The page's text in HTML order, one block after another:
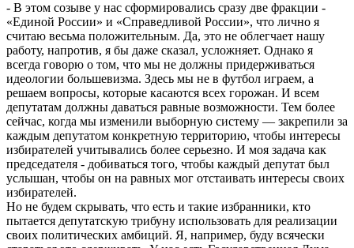
- В этом созыве у нас сформировались сразу две фракции -
«Единой России» и «Справедливой России», что лично я
считаю весьма положительным. Да, это не облегчает нашу
работу, напротив, я бы даже сказал, усложняет. Однако я
всегда говорю о том, что мы не должны придерживаться
идеологии большевизма. Здесь мы не в футбол играем, а
решаем вопросы, которые касаются всех горожан. И всем
депутатам должны даваться равные возможности. Тем более
сейчас, когда мы изменили выборную систему — закрепили за
каждым депутатом конкретную территорию, чтобы интересы
избирателей учитывались более серьезно. И моя задача как
председателя - добиваться того, чтобы каждый депутат был
услышан, чтобы он на равных мог отстаивать интересы своих
избирателей.
Но не будем скрывать, что есть и такие избранники, кто
пытается депутатскую трибуну использовать для реализации
своих политических амбиций. Я, например, буду всячески